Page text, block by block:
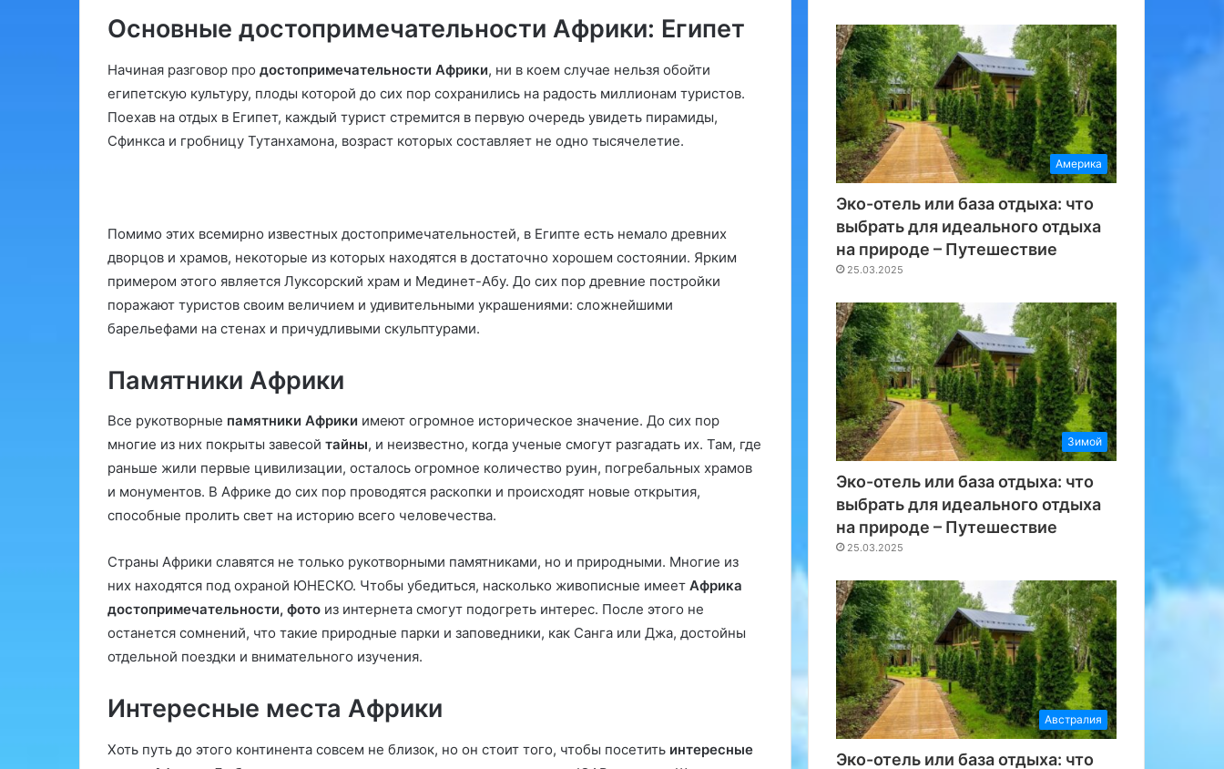
Основные достопримечательности Африки: Египет
Начиная разговор про достопримечательности Африки, ни в коем случае нельзя обойти
египетскую культуру, плоды которой до сих пор сохранились на радость миллионам туристов.
Поехав на отдых в Египет, каждый турист стремится в первую очередь увидеть пирамиды,
Сфинкса и гробницу Тутанхамона, возраст которых составляет не одно тысячелетие.
Помимо этих всемирно известных достопримечательностей, в Египте есть немало древних
дворцов и храмов, некоторые из которых находятся в достаточно хорошем состоянии. Ярким
примером этого является Луксорский храм и Мединет-Абу. До сих пор древние постройки
поражают туристов своим величием и удивительными украшениями: сложнейшими
барельефами на стенах и причудливыми скульптурами.
Памятники Африки
Все рукотворные памятники Африки имеют огромное историческое значение. До сих пор
многие из них покрыты завесой тайны, и неизвестно, когда ученые смогут разгадать их. Там, где
раньше жили первые цивилизации, осталось огромное количество руин, погребальных храмов
и монументов. В Африке до сих пор проводятся раскопки и происходят новые открытия,
способные пролить свет на историю всего человечества.
Страны Африки славятся не только рукотворными памятниками, но и природными. Многие из
них находятся под охраной ЮНЕСКО. Чтобы убедиться, насколько живописные имеет Африка
достопримечательности, фото из интернета смогут подогреть интерес. После этого не
останется сомнений, что такие природные парки и заповедники, как Санга или Джа, достойны
отдельной поездки и внимательного изучения.
Интересные места Африки
Хоть путь до этого континента совсем не близок, но он стоит того, чтобы посетить интересные
Америка
Эко-отель или база отдыха: что
выбрать для идеального отдыха
на природе – Путешествие
25.03.2025
Зимой
Эко-отель или база отдыха: что
выбрать для идеального отдыха
на природе – Путешествие
25.03.2025
Австралия
Эко-отель или база отдыха: что